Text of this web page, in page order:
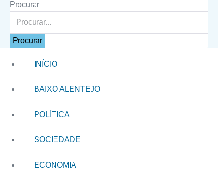
Procurar
Procurar
INÍCIO
BAIXO ALENTEJO
POLÍTICA
SOCIEDADE
ECONOMIA